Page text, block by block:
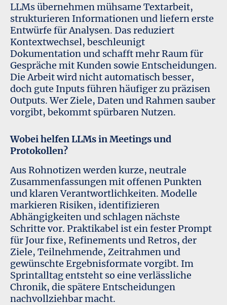
LLMs übernehmen mühsame Textarbeit,
strukturieren Informationen und liefern erste
Entwürfe für Analysen. Das reduziert
Kontextwechsel, beschleunigt
Dokumentation und schafft mehr Raum für
Gespräche mit Kunden sowie Entscheidungen.
Die Arbeit wird nicht automatisch besser,
doch gute Inputs führen häufiger zu präzisen
Outputs. Wer Ziele, Daten und Rahmen sauber
vorgibt, bekommt spürbaren Nutzen.
Wobei helfen LLMs in Meetings und
Protokollen?
Aus Rohnotizen werden kurze, neutrale
Zusammenfassungen mit offenen Punkten
und klaren Verantwortlichkeiten. Modelle
markieren Risiken, identifizieren
Abhängigkeiten und schlagen nächste
Schritte vor. Praktikabel ist ein fester Prompt
für Jour fixe, Refinements und Retros, der
Ziele, Teilnehmende, Zeitrahmen und
gewünschte Ergebnisformate vorgibt. Im
Sprintalltag entsteht so eine verlässliche
Chronik, die spätere Entscheidungen
nachvollziehbar macht.